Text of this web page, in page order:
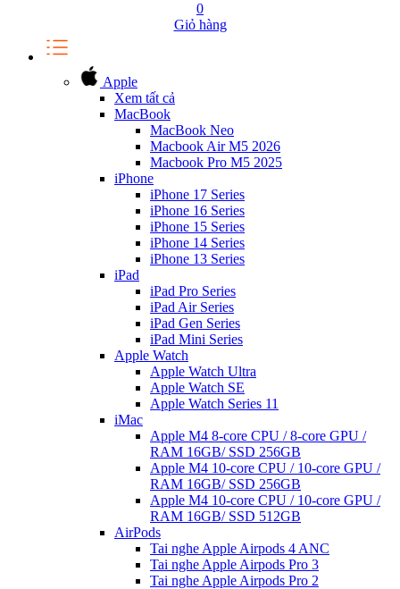
0
Giỏ hàng
Apple
Xem tất cả
MacBook
MacBook Neo
Macbook Air M5 2026
Macbook Pro M5 2025
iPhone
iPhone 17 Series
iPhone 16 Series
iPhone 15 Series
iPhone 14 Series
iPhone 13 Series
iPad
iPad Pro Series
iPad Air Series
iPad Gen Series
iPad Mini Series
Apple Watch
Apple Watch Ultra
Apple Watch SE
Apple Watch Series 11
iMac
Apple M4 8-core CPU / 8-core GPU /
RAM 16GB/ SSD 256GB
Apple M4 10-core CPU / 10-core GPU /
RAM 16GB/ SSD 256GB
Apple M4 10-core CPU / 10-core GPU /
RAM 16GB/ SSD 512GB
AirPods
Tai nghe Apple Airpods 4 ANC
Tai nghe Apple Airpods Pro 3
Tai nghe Apple Airpods Pro 2